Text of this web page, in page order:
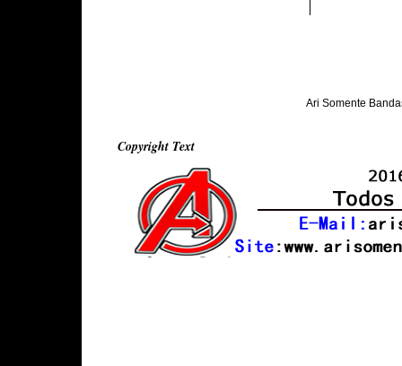
Ari Somente
Copyright Text